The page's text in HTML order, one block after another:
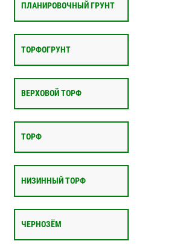
ПЛАНИРОВОЧНЫЙ ГРУНТ
ТОРФОГРУНТ
ВЕРХОВОЙ ТОРФ
ТОРФ
НИЗИННЫЙ ТОРФ
ЧЕРНОЗЁМ